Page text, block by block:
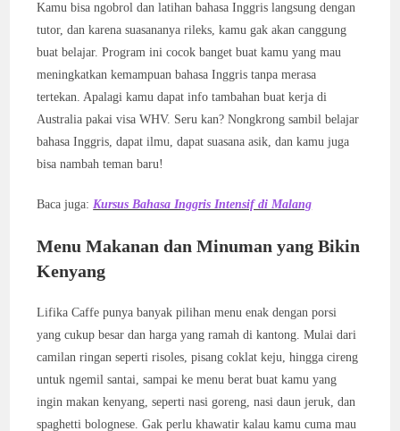
Kamu bisa ngobrol dan latihan bahasa Inggris langsung dengan
tutor, dan karena suasananya rileks, kamu gak akan canggung
buat belajar. Program ini cocok banget buat kamu yang mau
meningkatkan kemampuan bahasa Inggris tanpa merasa
tertekan. Apalagi kamu dapat info tambahan buat kerja di
Australia pakai visa WHV. Seru kan? Nongkrong sambil belajar
bahasa Inggris, dapat ilmu, dapat suasana asik, dan kamu juga
bisa nambah teman baru!
Baca juga:Kursus Bahasa Inggris Intensif di Malang
Menu Makanan dan Minuman yang Bikin
Kenyang
Lifika Caffe punya banyak pilihan menu enak dengan porsi
yang cukup besar dan harga yang ramah di kantong. Mulai dari
camilan ringan seperti risoles, pisang coklat keju, hingga cireng
untuk ngemil santai, sampai ke menu berat buat kamu yang
ingin makan kenyang, seperti nasi goreng, nasi daun jeruk, dan
spaghetti bolognese. Gak perlu khawatir kalau kamu cuma mau